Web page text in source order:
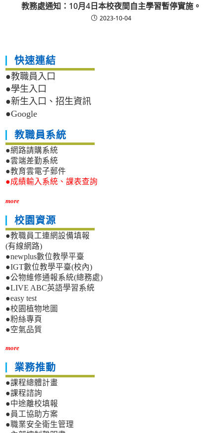
教務處通知：10月4日本校夜間自主學習暫停實施。
2023-10-04
快速連結
●教職員入口
●學生入口
●新生入口、招生資訊
●Google
教職員系統
●網路請購系統
●雲端差勤系統
●教育雲電子郵件
●成績輸入系統、課表查詢
more
校園資源
●教職員工連網設備填報
(有線網路)
●newplus數位教學平臺
●IGT數位教學平臺(校內)
●公物維修通報系統(總務處)
●LIVE ABC英語學習系統
●easy test
●校園植物地圖
●粉絲專頁
●空氣品質
more
業務推動
●課程總體計畫
●課程諮詢
●中途離校填報
●員工協助方案
●職業安全衛生管理